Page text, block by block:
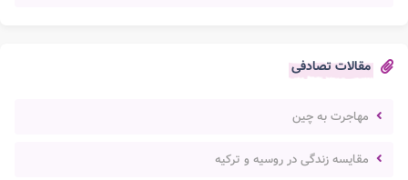
مقالات تصادفی
مهاجرت به چین
مقایسه زندگی در روسیه و ترکیه